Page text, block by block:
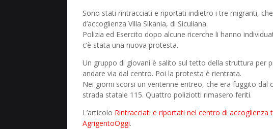
Sono stati rintracciati e riportati indietro i tre migranti,
d’accoglienza Villa Sikania, di Siculiana.
Polizia ed Esercito dopo alcune ricerche li hanno
c’è stata una nuova protesta.
Un gruppo di giovani è salito sul tetto della struttura per
andare via dal centro. Poi la protesta è rientrata.
Nei giorni scorsi un ventenne eritreo, che era fuggito
strada statale 115. Quattro poliziotti rimasero feriti.
L’articolo Rintracciati e riportati nel centro di accoglienza
AgrigentoOggi.